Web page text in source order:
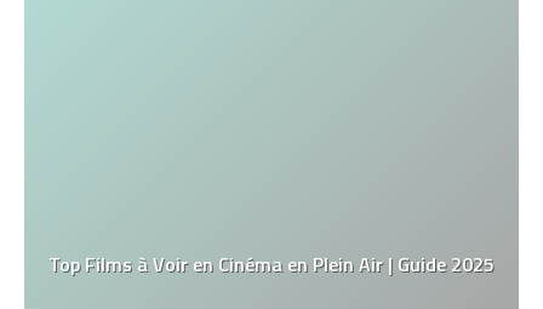
Top Films à Voir en Cinéma en Plein Air | Guide 2025